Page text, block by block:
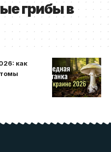
грибы в
как